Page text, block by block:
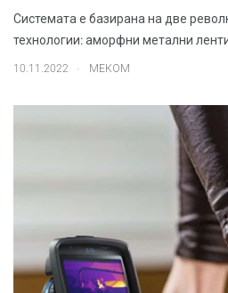
Системата е базирана на две
технологии: аморфни метални
10.11.2022 . МЕКОМ